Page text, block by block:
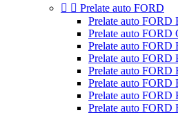
  Prelate auto FORD
Prelate auto FORD
Prelate auto FORD
Prelate auto FORD
Prelate auto FORD
Prelate auto FORD
Prelate auto FORD
Prelate auto FORD
Prelate auto FORD